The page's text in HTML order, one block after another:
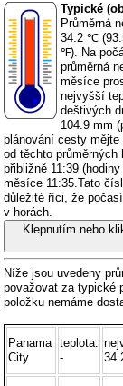
Typické
Průměrná
34.2 ℃
℉). Na
průměrná
měsíce
nejvyšší
deštivých
104.9 mm (
plánování cesty
od těchto
přibližně 11:39
měsíce 11:35.Tato
důležité říci, že
v horách.
Klepnutím nebo
Níže jsou uvedeny
považovat za typické
položku nemáme
Panama
City
teplota:
-